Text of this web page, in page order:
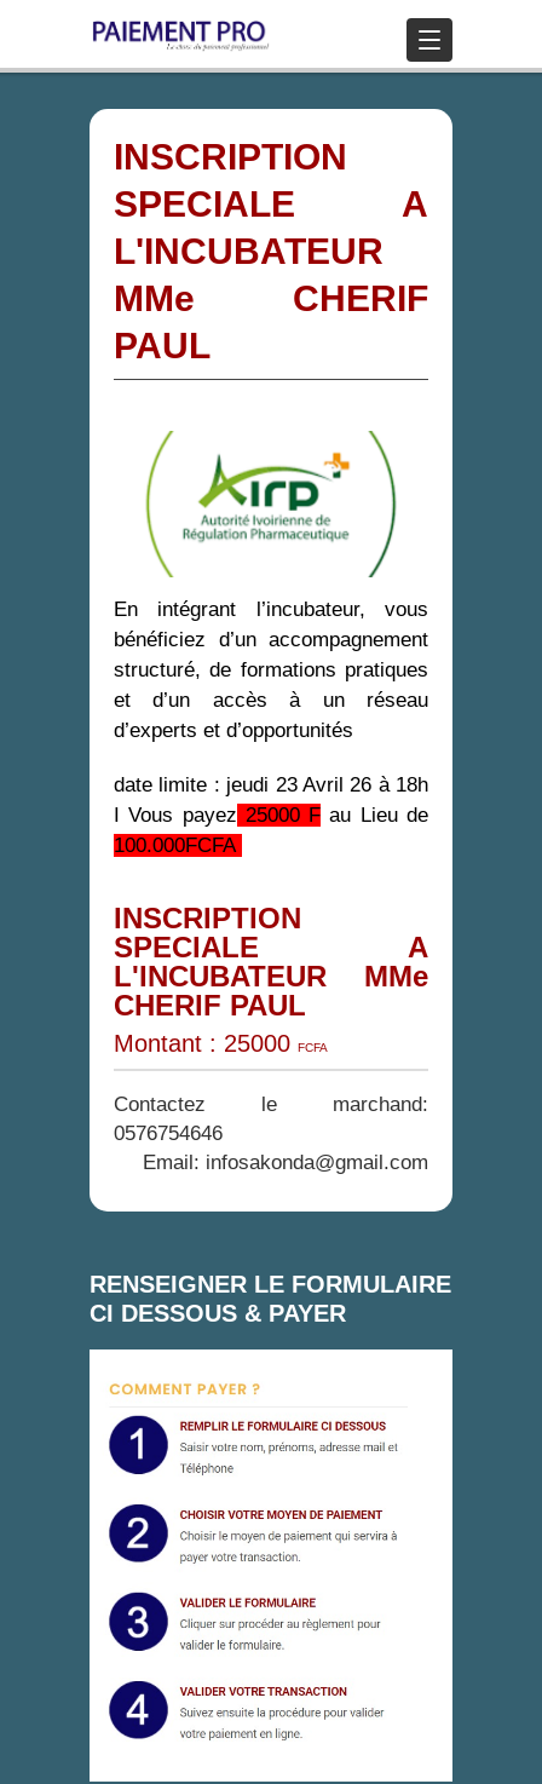
INSCRIPTION
SPECIALE A
L'INCUBATEUR
MMe CHERIF
PAUL
En intégrant l’incubateur, vous
bénéficiez d’un accompagnement
structuré, de formations pratiques
et d’un accès à un réseau
d’experts et d’opportunités
date limite : jeudi 23 Avril 26 à 18h
I Vous payez 25000 F au Lieu de
100.000FCFA
INSCRIPTION
SPECIALE A
L'INCUBATEUR MMe
CHERIF PAUL
Montant : 25000 FCFA
Contactez le marchand:
0576754646
Email: infosakonda@gmail.com
RENSEIGNER LE FORMULAIRE
CI DESSOUS & PAYER